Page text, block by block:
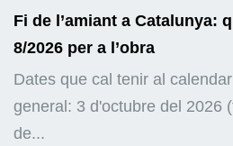
Fi de l’amiant a Catalunya:
8/2026 per a l’obra
Dates que cal tenir al
general: 3 d'octubre del 2026
de...